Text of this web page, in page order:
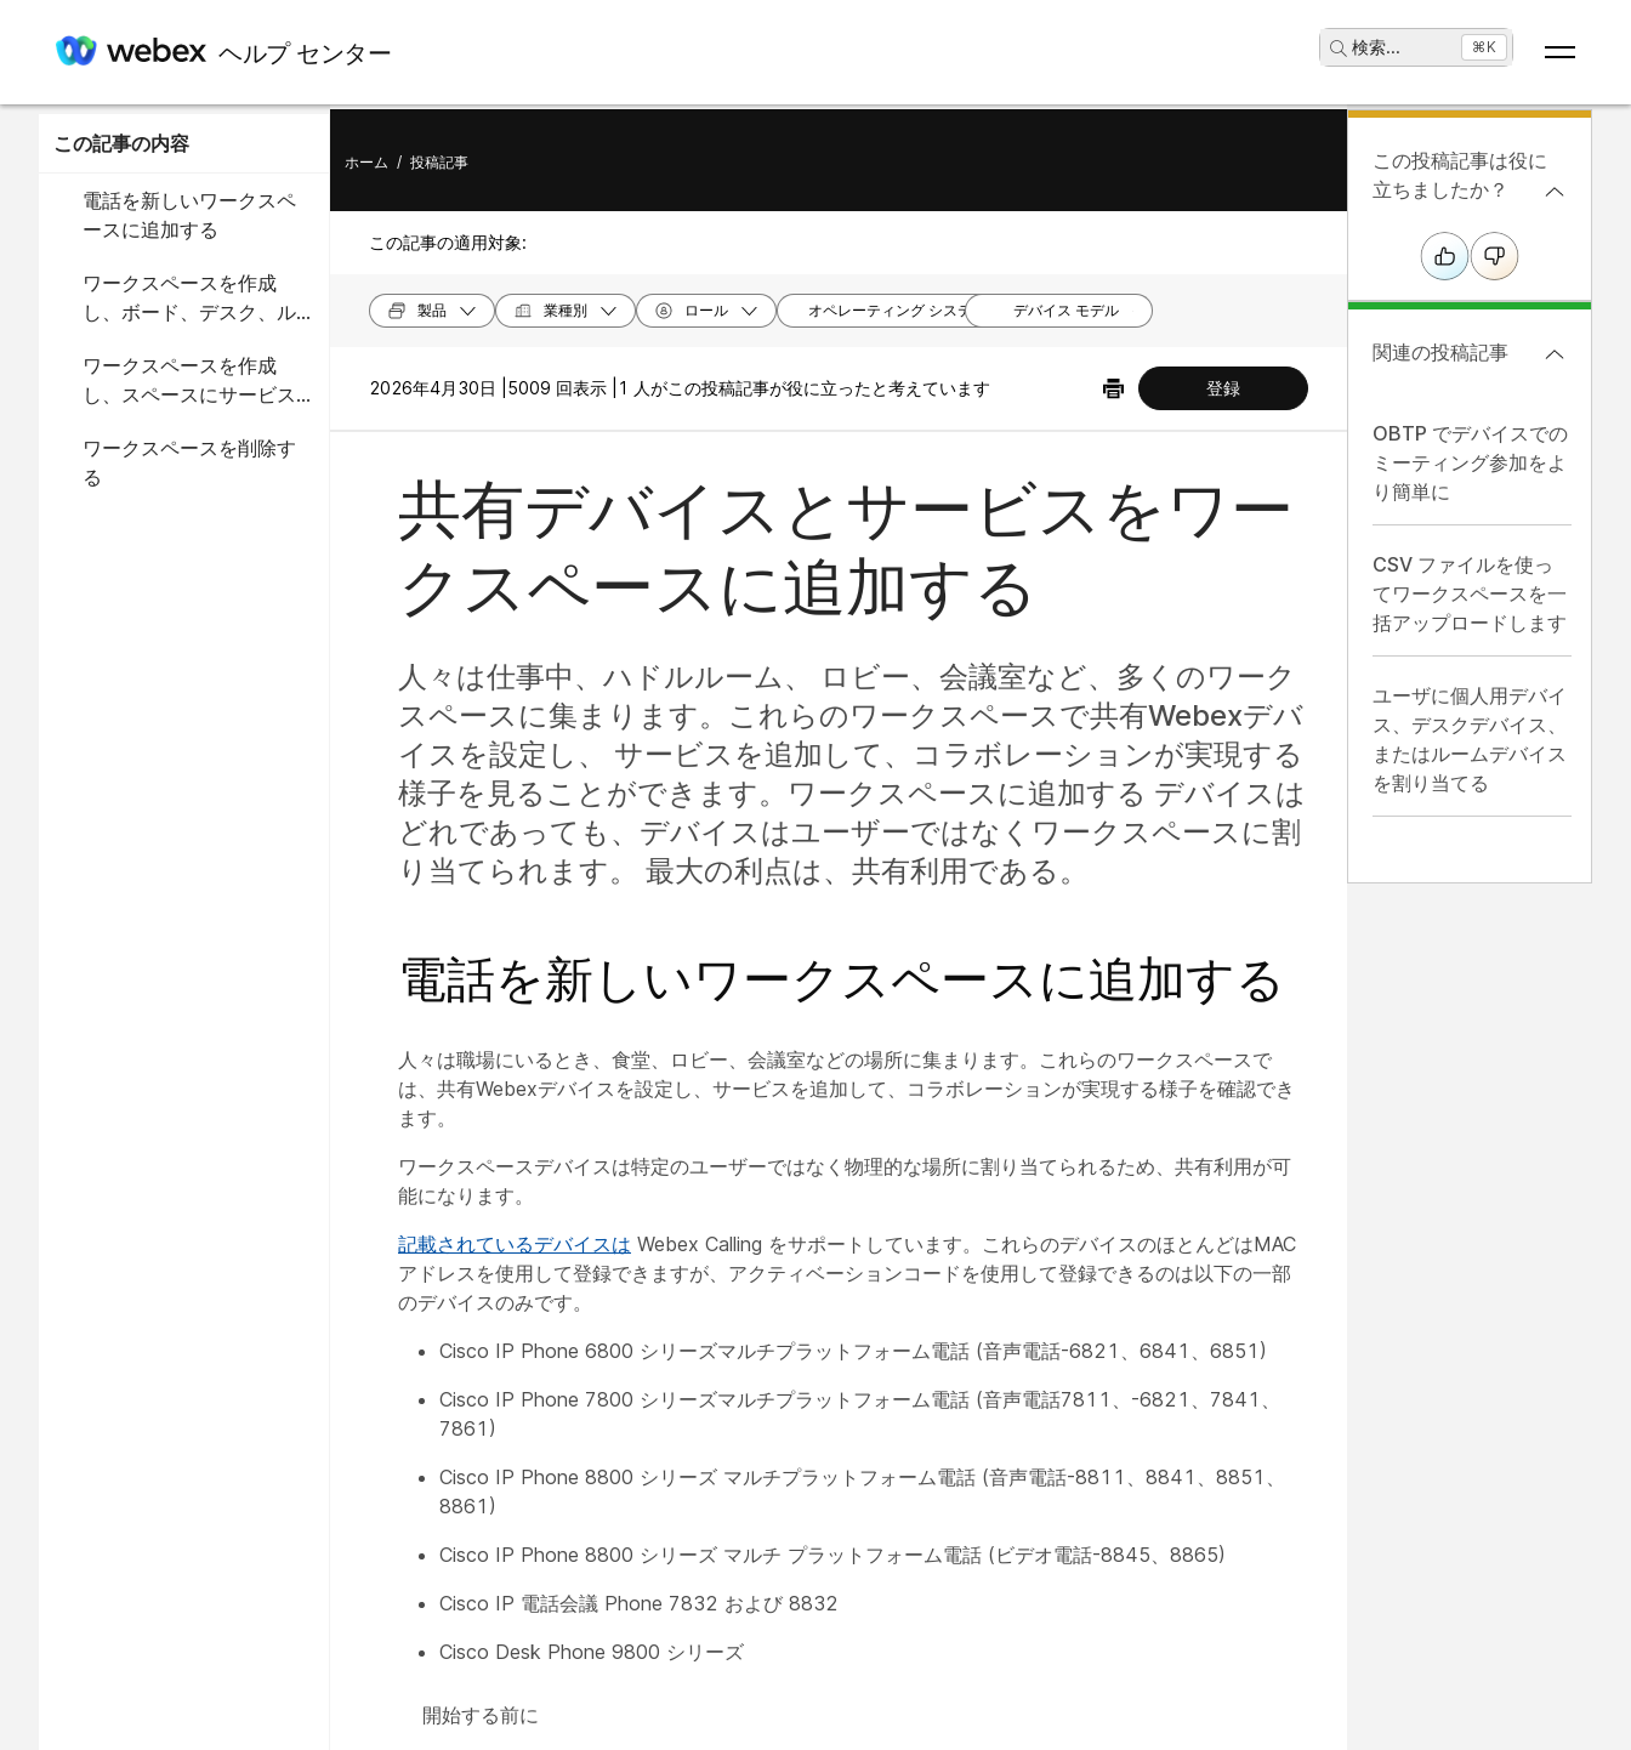
ヘルプ センター 検索... ⌘K
この記事の内容
電話を新しいワークスペ
ースに追加する
ワークスペースを作成
し、ボード、デスク、ル
用のサービスを追加しま
す。
ワークスペースを作成
し、スペースにサービス
ワークスペースを削除す
る
ホーム / 投稿記事
この記事の適用対象:
製品 業種別 ロール オペレーティング システム デバイス モデル
2026年4月30日 | 5009 回表示 | 1 人がこの投稿記事が役に立ったと考えています 登録
共有デバイスとサービスをワー
クスペースに追加する
人々は仕事中、ハドルルーム、 ロビー、会議室など、多くのワーク
スペースに集まります。これらのワークスペースで共有Webexデバ
イスを設定し、 サービスを追加して、コラボレーションが実現する
様子を見ることができます。ワークスペースに追加する デバイスは
どれであっても、デバイスはユーザーではなくワークスペースに割
り当てられます。 最大の利点は、共有利用である。
電話を新しいワークスペースに追加する
人々は職場にいるとき、食堂、ロビー、会議室などの場所に集まります。これらのワークスペースで
は、共有Webexデバイスを設定し、サービスを追加して、コラボレーションが実現する様子を確認でき
ます。
ワークスペースデバイスは特定のユーザーではなく物理的な場所に割り当てられるため、共有利用が可
能になります。
記載されているデバイスは Webex Calling をサポートしています。これらのデバイスのほとんどはMAC
アドレスを使用して登録できますが、アクティベーションコードを使用して登録できるのは以下の一部
のデバイスのみです。
Cisco IP Phone 6800 シリーズマルチプラットフォーム電話 (音声電話-6821、6841、6851)
Cisco IP Phone 7800 シリーズマルチプラットフォーム電話 (音声電話7811、-6821、7841、
7861)
Cisco IP Phone 8800 シリーズ マルチプラットフォーム電話 (音声電話-8811、8841、8851、
8861)
Cisco IP Phone 8800 シリーズ マルチ プラットフォーム電話 (ビデオ電話-8845、8865)
Cisco IP 電話会議 Phone 7832 および 8832
Cisco Desk Phone 9800 シリーズ
開始する前に
この投稿記事は役に
立ちましたか？
関連の投稿記事
OBTP でデバイスでの
ミーティング参加をよ
り簡単に
CSV ファイルを使っ
てワークスペースを一
括アップロードします
ユーザに個人用デバイ
ス、デスクデバイス、
またはルームデバイス
を割り当てる